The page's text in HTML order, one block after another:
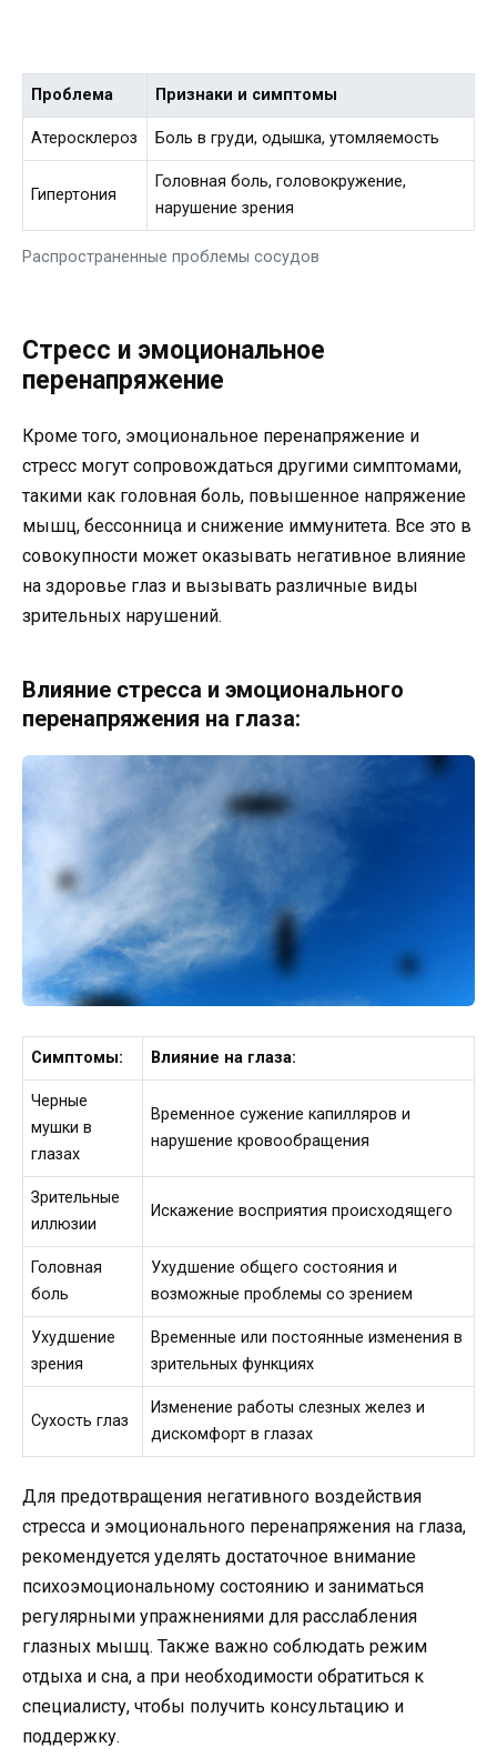
Распространенные проблемы сосудов
Проблема Признаки и симптомы
Атеросклероз Боль в груди, одышка, утомляемость
Гипертония
Головная боль, головокружение,
нарушение зрения
Стресс и эмоциональное
перенапряжение
Кроме того, эмоциональное перенапряжение и
стресс могут сопровождаться другими симптомами,
такими как головная боль, повышенное напряжение
мышц, бессонница и снижение иммунитета. Все это в
совокупности может оказывать негативное влияние
на здоровье глаз и вызывать различные виды
зрительных нарушений.
Влияние стресса и эмоционального
перенапряжения на глаза:
Симптомы: Влияние на глаза:
Черные
мушки в
глазах
Временное сужение капилляров и
нарушение кровообращения
Зрительные
иллюзии
Искажение восприятия происходящего
Головная
боль
Ухудшение общего состояния и
возможные проблемы со зрением
Ухудшение
зрения
Временные или постоянные изменения в
зрительных функциях
Сухость глаз
Изменение работы слезных желез и
дискомфорт в глазах
Для предотвращения негативного воздействия
стресса и эмоционального перенапряжения на глаза,
рекомендуется уделять достаточное внимание
психоэмоциональному состоянию и заниматься
регулярными упражнениями для расслабления
глазных мышц. Также важно соблюдать режим
отдыха и сна, а при необходимости обратиться к
специалисту, чтобы получить консультацию и
поддержку.